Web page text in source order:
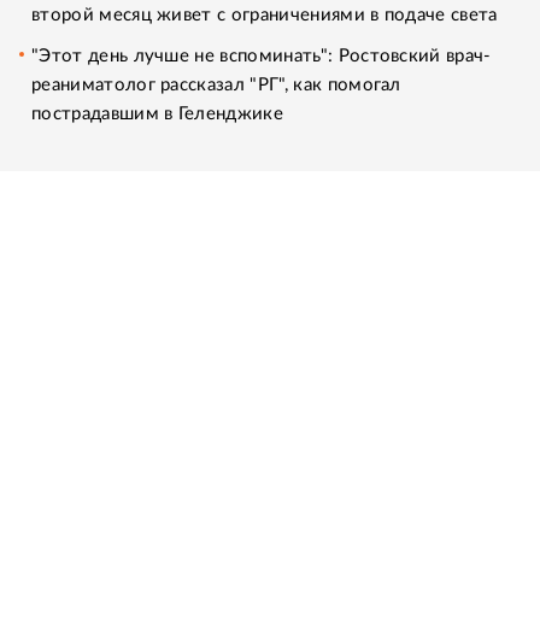
второй месяц живет с ограничениями в подаче света
"Этот день лучше не вспоминать": Ростовский врач-
реаниматолог рассказал "РГ", как помогал
пострадавшим в Геленджике